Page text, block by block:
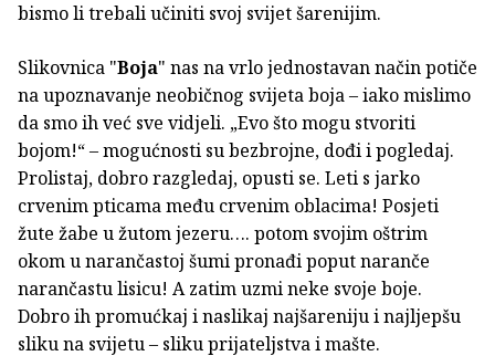
bismo li trebali učiniti svoj svijet šarenijim.
Slikovnica "Boja" nas na vrlo jednostavan način potiče
na upoznavanje neobičnog svijeta boja – iako mislimo
da smo ih već sve vidjeli. „Evo što mogu stvoriti
bojom!“ – mogućnosti su bezbrojne, dođi i pogledaj.
Prolistaj, dobro razgledaj, opusti se. Leti s jarko
crvenim pticama među crvenim oblacima! Posjeti
žute žabe u žutom jezeru…. potom svojim oštrim
okom u narančastoj šumi pronađi poput naranče
narančastu lisicu! A zatim uzmi neke svoje boje.
Dobro ih promućkaj i naslikaj najšareniju i najljepšu
sliku na svijetu – sliku prijateljstva i mašte.